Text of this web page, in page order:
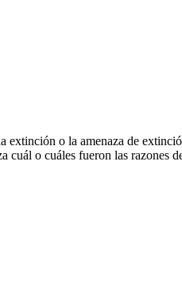
extinción o la amenaza de
cuál o cuáles fueron las razones